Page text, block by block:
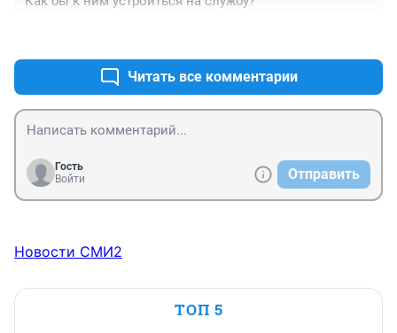
Читать все комментарии
Гость
Войти
Отправить
Новости СМИ2
ТОП 5